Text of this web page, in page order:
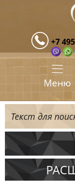
+7
Меню
Испания